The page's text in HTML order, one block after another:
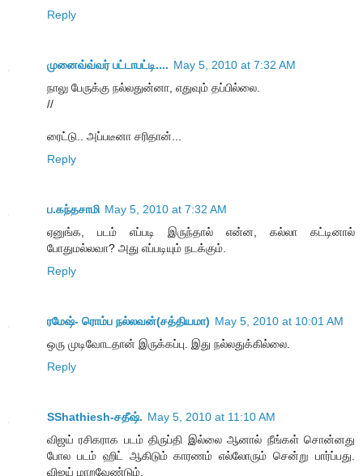
Reply
முனைவ்வ்வர் பட்டாபட்டி.... May 5, 2010 at 7:32 AM
நாலு பேருக்கு நல்லதுன்னா, எதுவும் தப்பில்லை.
//
ரைட்டு.. அப்படீனா சரிதான்...
Reply
ப.கந்தசாமி May 5, 2010 at 7:32 AM
ஏனுங்க, படம் எப்படி இருந்தால் என்ன, கல்லா கட்டினால்
போதுமல்லவா? அது எப்படியும் நடக்கும்.
Reply
ரமேஷ்- ரொம்ப நல்லவன்(சத்தியமா) May 5, 2010 at 10:01 AM
ஒரு முடிவோடதான் இருக்கப்பு. இது நல்லதுக்கில்லை.
Reply
SShathiesh-சதீஷ். May 5, 2010 at 11:10 AM
விஜய் ரசிகராக படம் திருப்தி இல்லை ஆனால் நீங்கள் சொன்னது
போல படம் ஹிட் ஆகிடும் காரணம் எல்லோரும் சென்று பார்ப்பது.
விஜய் மாறவேண்டும்.